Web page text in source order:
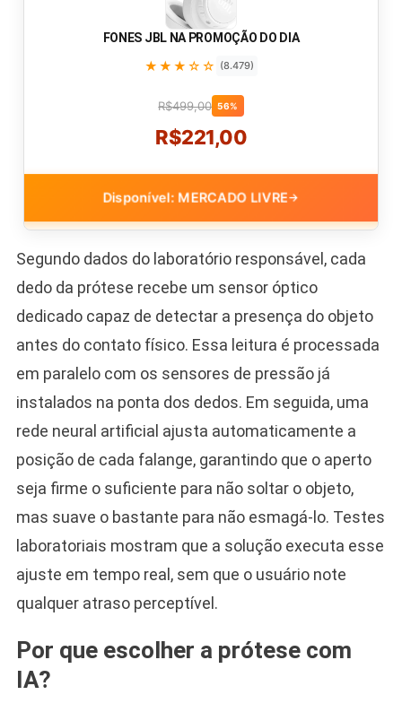
FONES JBL NA PROMOÇÃO DO DIA
★★★☆☆ (8.479)
R$499,00 56%
R$221,00
Disponível: MERCADO LIVRE→
Segundo dados do laboratório responsável, cada
dedo da prótese recebe um sensor óptico
dedicado capaz de detectar a presença do objeto
antes do contato físico. Essa leitura é processada
em paralelo com os sensores de pressão já
instalados na ponta dos dedos. Em seguida, uma
rede neural artificial ajusta automaticamente a
posição de cada falange, garantindo que o aperto
seja firme o suficiente para não soltar o objeto,
mas suave o bastante para não esmagá-lo. Testes
laboratoriais mostram que a solução executa esse
ajuste em tempo real, sem que o usuário note
qualquer atraso perceptível.
Por que escolher a prótese com
IA?